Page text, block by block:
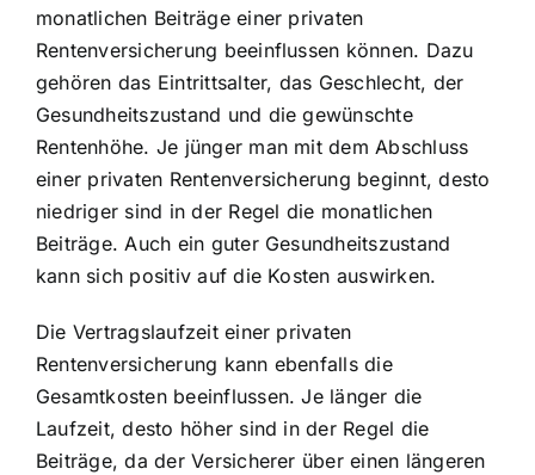
monatlichen Beiträge einer privaten
Rentenversicherung beeinflussen können. Dazu
gehören das Eintrittsalter, das Geschlecht, der
Gesundheitszustand und die gewünschte
Rentenhöhe. Je jünger man mit dem Abschluss
einer privaten Rentenversicherung beginnt, desto
niedriger sind in der Regel die monatlichen
Beiträge. Auch ein guter Gesundheitszustand
kann sich positiv auf die Kosten auswirken.
Die Vertragslaufzeit einer privaten
Rentenversicherung kann ebenfalls die
Gesamtkosten beeinflussen. Je länger die
Laufzeit, desto höher sind in der Regel die
Beiträge, da der Versicherer über einen längeren